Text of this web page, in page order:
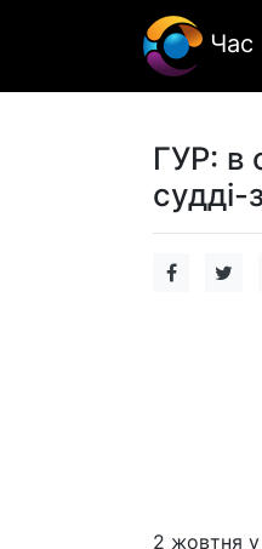
Час
ГУР: в
судді-
2 жовтня у